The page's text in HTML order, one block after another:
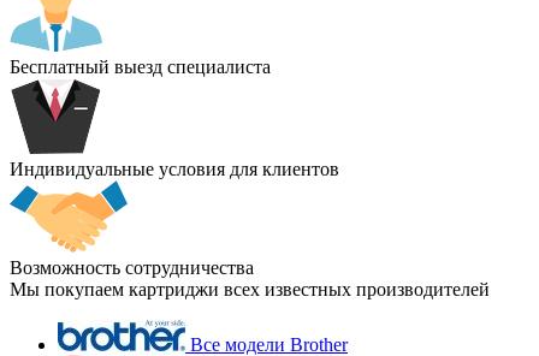
Бесплатный выезд специалиста
Индивидуальные условия для клиентов
Возможность сотрудничества
Мы покупаем картриджи всех известных производителей
Все модели Brother